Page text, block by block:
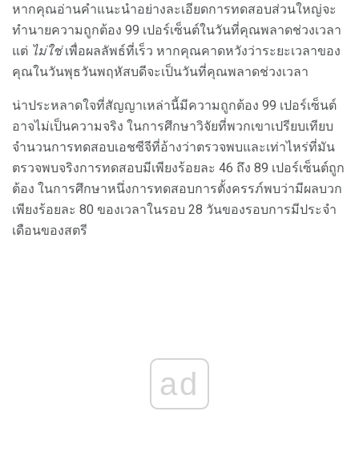
หากคุณอ่านคำแนะนำอย่างละเอียดการทดสอบส่วนใหญ่จะ
ทำนายความถูกต้อง 99 เปอร์เซ็นต์ในวันที่คุณพลาดช่วงเวลา
แต่ ไม่ใช่เพื่อผลลัพธ์ที่เร็ว หากคุณคาดหวังว่าระยะเวลาของ
คุณในวันพุธวันพฤหัสบดีจะเป็นวันที่คุณพลาดช่วงเวลา
น่าประหลาดใจที่สัญญาเหล่านี้มีความถูกต้อง 99 เปอร์เซ็นต์
อาจไม่เป็นความจริง ในการศึกษาวิจัยที่พวกเขาเปรียบเทียบ
จำนวนการทดสอบเอชซีจีที่อ้างว่าตรวจพบและเท่าไหร่ที่มัน
ตรวจพบจริงการทดสอบมีเพียงร้อยละ 46 ถึง 89 เปอร์เซ็นต์ถูก
ต้อง ในการศึกษาหนึ่งการทดสอบการตั้งครรภ์พบว่ามีผลบวก
เพียงร้อยละ 80 ของเวลาในรอบ 28 วันของรอบการมีประจำ
เดือนของสตรี
ad